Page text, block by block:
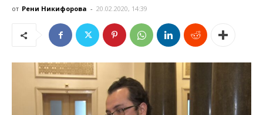
от Рени Никифорова - 20.02.2020, 14:39